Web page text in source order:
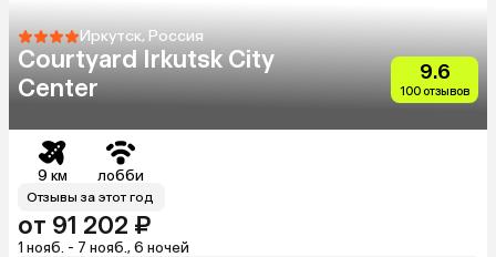
Иркутск, Россия
Courtyard Irkutsk City
Center
9.6
100 отзывов
9 км лобби
Отзывы за этот год
от 91 202 ₽
1 нояб. - 7 нояб., 6 ночей